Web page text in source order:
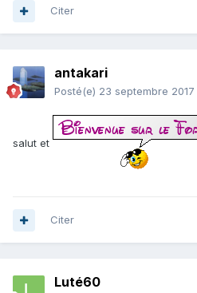
Citer
antakari
Posté(e) 23 septembre 2017
salut et
Citer
Luté60